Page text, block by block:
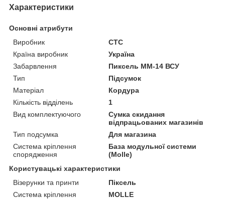
Характеристики
Основні атрибути
Виробник
CTC
Країна виробник
Україна
Забарвлення
Пиксель ММ-14 ВСУ
Тип
Підсумок
Матеріал
Кордура
Кількість відділень
1
Вид комплектуючого
Сумка скидання
відпрацьованих магазинів
Тип подсумка
Для магазина
Система кріплення
спорядження
База модульної системи
(Molle)
Користувацькі характеристики
Візерунки та принти
Піксель
Система кріплення
MOLLE